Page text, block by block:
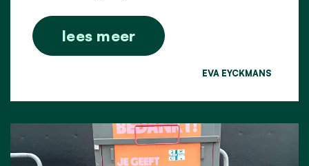
lees meer
EVA EYCKMANS